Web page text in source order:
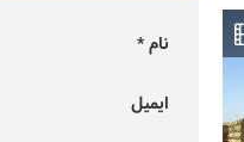
نام *
ایمیل